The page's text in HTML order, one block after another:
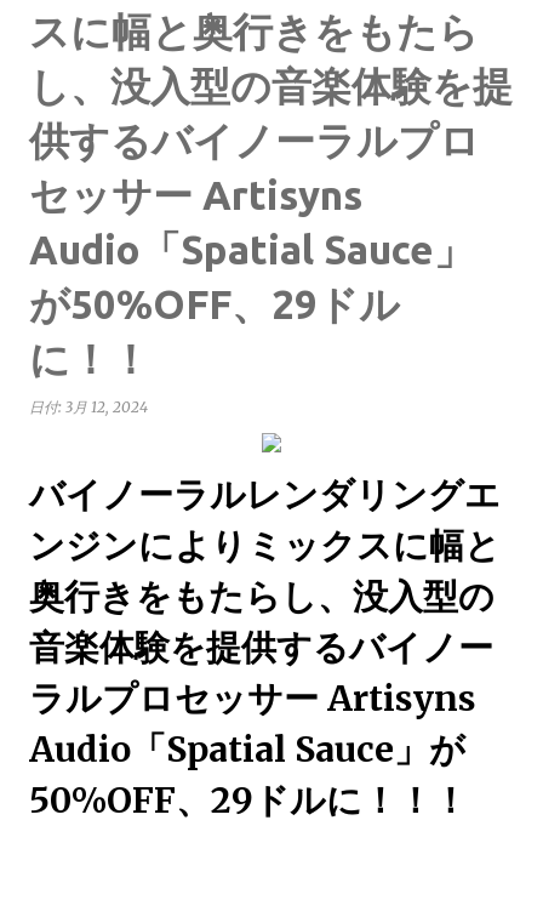
スに幅と奥行きをもたら
し、没入型の音楽体験を提
供するバイノーラルプロ
セッサー Artisyns
Audio「Spatial Sauce」
が50%OFF、29ドル
に！！
日付: 3月 12, 2024
バイノーラルレンダリングエ
ンジンによりミックスに幅と
奥行きをもたらし、没入型の
音楽体験を提供するバイノー
ラルプロセッサー Artisyns
Audio「Spatial Sauce」が
50%OFF、29ドルに！！！